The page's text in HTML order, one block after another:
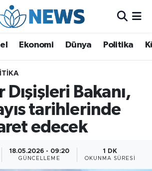
Ekonomi Dünya Politika
Dışişleri Bakanı,
tarihlerinde
edecek
18.05.2026 - 09:20
GÜNCELLEME
1 DK
OKUNMA SÜRESI